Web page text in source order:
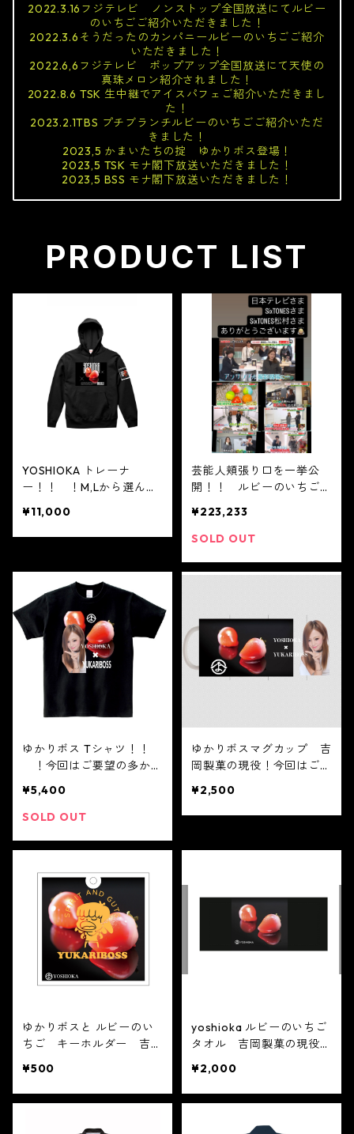
2022.3.16フジテレビ ノンストップ全国放送にてルビー
のいちごご紹介いただきました！
2022.3.6そうだったのカンパニールビーのいちごご紹介
いただきました！
2022.6,6フジテレビ ポップアップ全国放送にて天使の
真珠メロン紹介されました！
2022.8.6 TSK 生中継でアイスパフェご紹介いただきまし
た！
2023.2.1TBS プチブランチルビーのいちごご紹介いただ
きました！
2023,5 かまいたちの掟 ゆかりボス登場！
2023,5 TSK モナ閣下放送いただきました！
2023,5 BSS モナ閣下放送いただきました！
PRODUCT LIST
YOSHIOKA トレーナ
ー！！ ！M,Lから選んで
¥11,000
芸能人頬張り口を一挙公
開！！ ルビーのいちご
少女の夏帽子（スフレチー
ズケーキ）
¥223,233
SOLD OUT
ゆかりボス Tシャツ！！
！今回はご要望の多かっ
ます。S、M、Lからお選び
ください。（後日子供用の
¥5,400
SOLD OUT
ゆかりボスマグカップ 吉
岡製菓の現役！今回はご要
を販売します。S、M、Lか
らお選びください。（後日
す。）
¥2,500
ゆかりボスと ルビーのい
ちご キーホルダー 吉岡
の多かった最新のキーホル
ダーを販売します。S、
い。（後日子供用の販売も
¥500
yoshioka ルビーのいちご
タオル 吉岡製菓の現役！
新のタオルを販売します。
S、M、Lからお選びくださ
いたします。）
¥2,000